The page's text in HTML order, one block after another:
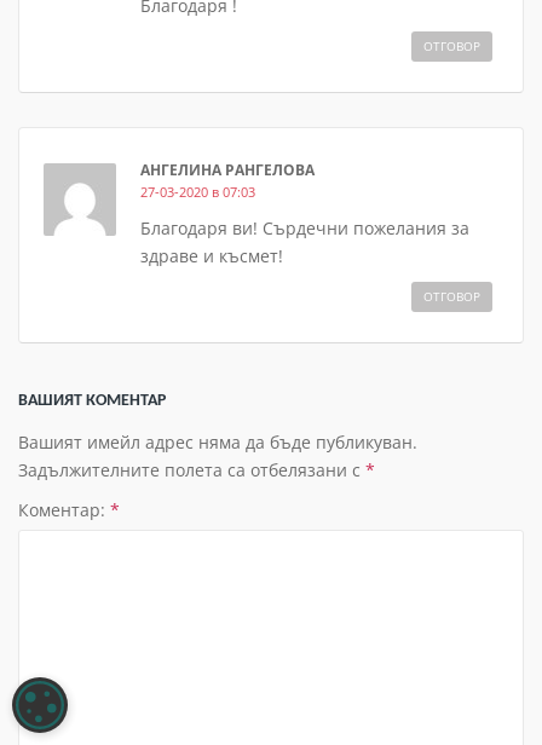
Благодаря !
ОТГОВОР
АНГЕЛИНА РАНГЕЛОВА
27-03-2020 в 07:03
Благодаря ви! Сърдечни пожелания за
здраве и късмет!
ОТГОВОР
ВАШИЯТ КОМЕНТАР
Вашият имейл адрес няма да бъде публикуван.
Задължителните полета са отбелязани с *
Коментар: *
НАСТРОЙКИ НА БИСКВИТКИТЕ